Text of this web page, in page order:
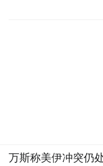
以 “协同” 破局，
频)为凤凰网旗下自媒
万斯称美伊冲突仍